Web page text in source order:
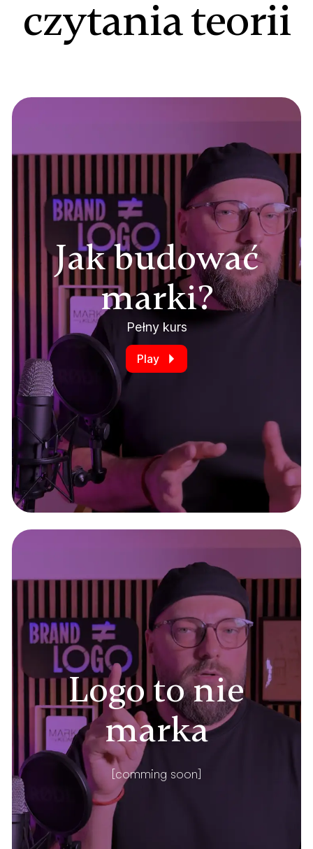
czytania teorii
Jak budować
marki?
Pełny kurs
Play
Logo to nie
marka
[comming soon]